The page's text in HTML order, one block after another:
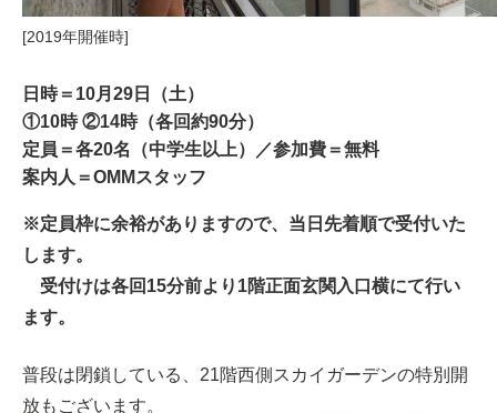
[2019年開催時]
日時＝10月29日（土）
①10時 ②14時（各回約90分）
定員＝各20名（中学生以上）／参加費＝無料
案内人＝OMMスタッフ
※定員枠に余裕がありますので、当日先着順で受付いた
します。
受付けは各回15分前より1階正面玄関入口横にて行い
ます。
普段は閉鎖している、21階西側スカイガーデンの特別開
放もございます。